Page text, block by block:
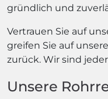
gründlich und
Vertrauen Sie auf
greifen Sie auf
zurück. Wir sind
Unsere